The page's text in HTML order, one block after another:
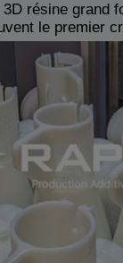
3D résine grand
le premier